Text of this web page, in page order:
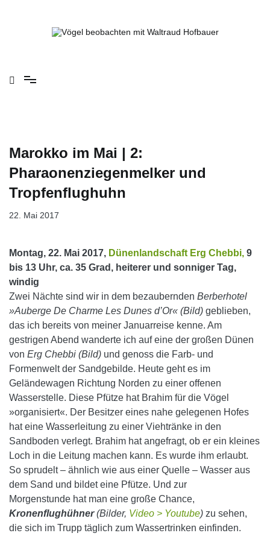
Marokko im Mai | 2:
Pharaonenziegenmelker und
Tropfenflughuhn
22. Mai 2017
Montag, 22. Mai 2017, Dünenlandschaft Erg Chebbi, 9
bis 13 Uhr, ca. 35 Grad, heiterer und sonniger Tag,
windig
Zwei Nächte sind wir in dem bezaubernden Berberhotel
»Auberge De Charme Les Dunes d’Or« (Bild) geblieben,
das ich bereits von meiner Januarreise kenne. Am
gestrigen Abend wanderte ich auf eine der großen Dünen
von Erg Chebbi (Bild) und genoss die Farb- und
Formenwelt der Sandgebilde. Heute geht es im
Geländewagen Richtung Norden zu einer offenen
Wasserstelle. Diese Pfütze hat Brahim für die Vögel
»organisiert«. Der Besitzer eines nahe gelegenen Hofes
hat eine Wasserleitung zu einer Viehtränke in den
Sandboden verlegt. Brahim hat angefragt, ob er ein kleines
Loch in die Leitung machen kann. Es wurde ihm erlaubt.
So sprudelt – ähnlich wie aus einer Quelle – Wasser aus
dem Sand und bildet eine Pfütze. Und zur
Morgenstunde hat man eine große Chance,
Kronenflughühner(Bilder, Video > Youtube) zu sehen,
die sich im Trupp täglich zum Wassertrinken einfinden.